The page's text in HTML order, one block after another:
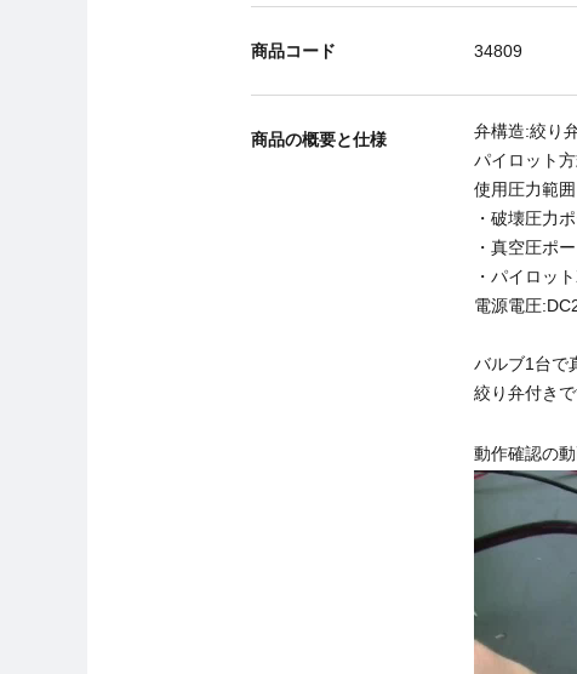
商品コード 34809
商品の概要と仕様
弁構造:絞り
パイロット
使用圧力範囲
・破壊圧力
・真空圧ポ
・パイロッ
電源電圧
バルブ1台で
絞り弁付き
動作確認の